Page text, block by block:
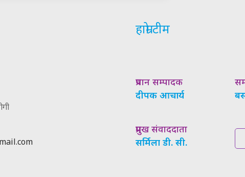
हाम्रो टीम
प्रधान सम्पादक
दीपक आचार्य
प्रमुख संवाददाता
सर्मिला डी. सी.